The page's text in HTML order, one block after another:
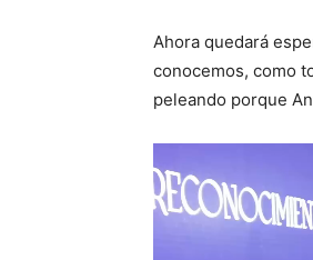
Ahora quedará
conocemos, como
peleando porque
e
p